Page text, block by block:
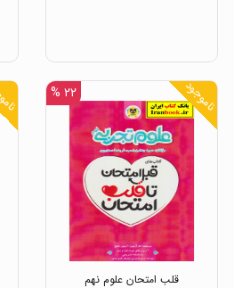
ناموجود ۲۲ %
قلب امتحان علوم نهم